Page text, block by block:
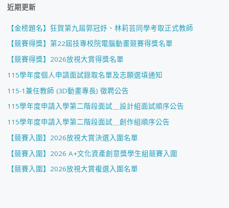
近期更新
【金榜題名】狂賀第九屆郭冠妤、林莉芸同學考取正式教師
【競賽得獎】第22屆技專校院電腦動畫競賽得獎名單
【競賽得獎】2026放視大賞得獎名單
115學年度個人申請面試錄取名單及志願選填通知
115-1兼任教師 (3D動畫專長) 徵聘公告
115學年度申請入學第二階段面試＿設計組面試順序公告
115學年度申請入學第二階段面試＿創作組順序公告
【競賽入圍】2026放視大賞決選入圍名單
【競賽入圍】2026 A+文化資產創意獎學生組競賽入圍
【競賽入圍】2026放視大賞複選入圍名單